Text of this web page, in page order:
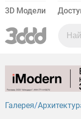
3D Модели
Галерея